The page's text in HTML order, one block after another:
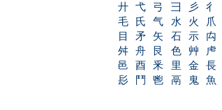
廾
弋 弓 彐 彡 彳
毛
氏 气 水 火 爪
目
矛 矢 石 示 禸
舛
舟 艮 色 艸 虍
邑
酉 釆 里 金 長
髟
鬥 鬯 鬲 鬼 魚